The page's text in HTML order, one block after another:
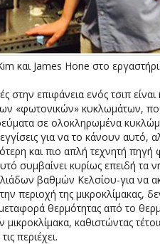
και James Hone στο
επιφάνεια ενός τσιπ είναι
«φωτονικών» κυκλωμάτων,
σε ολοκληρωμένα
για να το κάνουν αυτό,
και πιο απλή τεχνητή
συμβαίνει κυρίως επειδή τα
βαθμών Κελσίου-για να
περιοχή της μικροκλίμακας,
θερμότητας από το
μικροκλίμακα, καθιστώντας
περιέχει.